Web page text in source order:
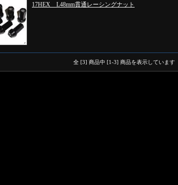
17HEX L48mm貫通レーシングナット
全 [3] 商品中 [1-3] 商品を表示しています